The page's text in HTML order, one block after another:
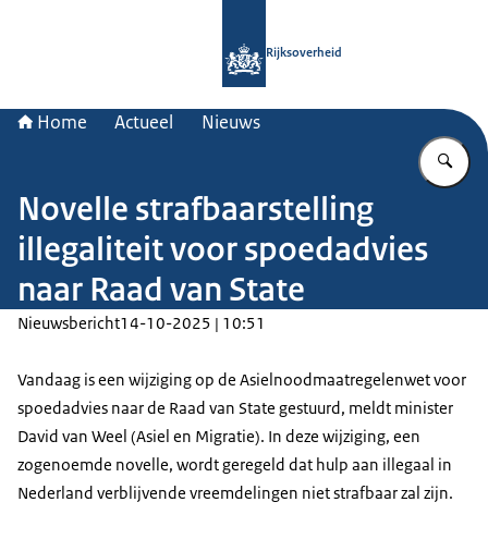
Rijksoverheid
Home Actueel Nieuws
Novelle strafbaarstelling
illegaliteit voor spoedadvies
naar Raad van State
Nieuwsbericht14-10-2025 | 10:51
Vandaag is een wijziging op de Asielnoodmaatregelenwet voor
spoedadvies naar de Raad van State gestuurd, meldt minister
David van Weel (Asiel en Migratie). In deze wijziging, een
zogenoemde novelle, wordt geregeld dat hulp aan illegaal in
Nederland verblijvende vreemdelingen niet strafbaar zal zijn.